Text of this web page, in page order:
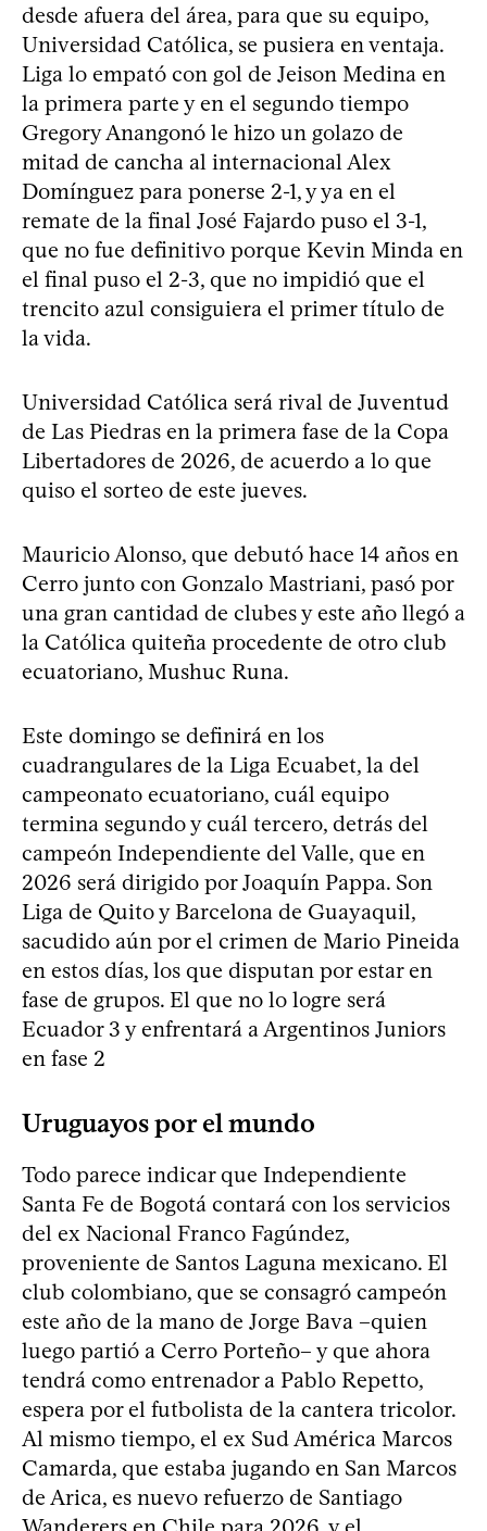
desde afuera del área, para que su equipo,
Universidad Católica, se pusiera en ventaja.
Liga lo empató con gol de Jeison Medina en
la primera parte y en el segundo tiempo
Gregory Anangonó le hizo un golazo de
mitad de cancha al internacional Alex
Domínguez para ponerse 2-1, y ya en el
remate de la final José Fajardo puso el 3-1,
que no fue definitivo porque Kevin Minda en
el final puso el 2-3, que no impidió que el
trencito azul consiguiera el primer título de
la vida.
Universidad Católica será rival de Juventud
de Las Piedras en la primera fase de la Copa
Libertadores de 2026, de acuerdo a lo que
quiso el sorteo de este jueves.
Mauricio Alonso, que debutó hace 14 años en
Cerro junto con Gonzalo Mastriani, pasó por
una gran cantidad de clubes y este año llegó a
la Católica quiteña procedente de otro club
ecuatoriano, Mushuc Runa.
Este domingo se definirá en los
cuadrangulares de la Liga Ecuabet, la del
campeonato ecuatoriano, cuál equipo
termina segundo y cuál tercero, detrás del
campeón Independiente del Valle, que en
2026 será dirigido por Joaquín Pappa. Son
Liga de Quito y Barcelona de Guayaquil,
sacudido aún por el crimen de Mario Pineida
en estos días, los que disputan por estar en
fase de grupos. El que no lo logre será
Ecuador 3 y enfrentará a Argentinos Juniors
en fase 2
Uruguayos por el mundo
Todo parece indicar que Independiente
Santa Fe de Bogotá contará con los servicios
del ex Nacional Franco Fagúndez,
proveniente de Santos Laguna mexicano. El
club colombiano, que se consagró campeón
este año de la mano de Jorge Bava –quien
luego partió a Cerro Porteño– y que ahora
tendrá como entrenador a Pablo Repetto,
espera por el futbolista de la cantera tricolor.
Al mismo tiempo, el ex Sud América Marcos
Camarda, que estaba jugando en San Marcos
de Arica, es nuevo refuerzo de Santiago